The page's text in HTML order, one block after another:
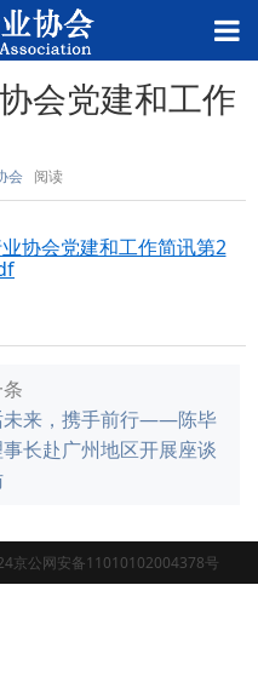
会党建和工作
会 阅读
协会党建和工作简讯第2
未来，携手前行——陈毕
长赴广州地区开展座谈
京公网安备11010102004378号